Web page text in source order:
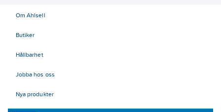
Om Ahlsell
Butiker
Hållbarhet
Jobba hos oss
Nya produkter